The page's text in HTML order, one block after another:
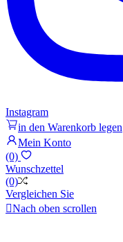
Instagram
in den Warenkorb legen
Mein Konto
(0)
Wunschzettel
(0)
Vergleichen Sie
Nach oben scrollen